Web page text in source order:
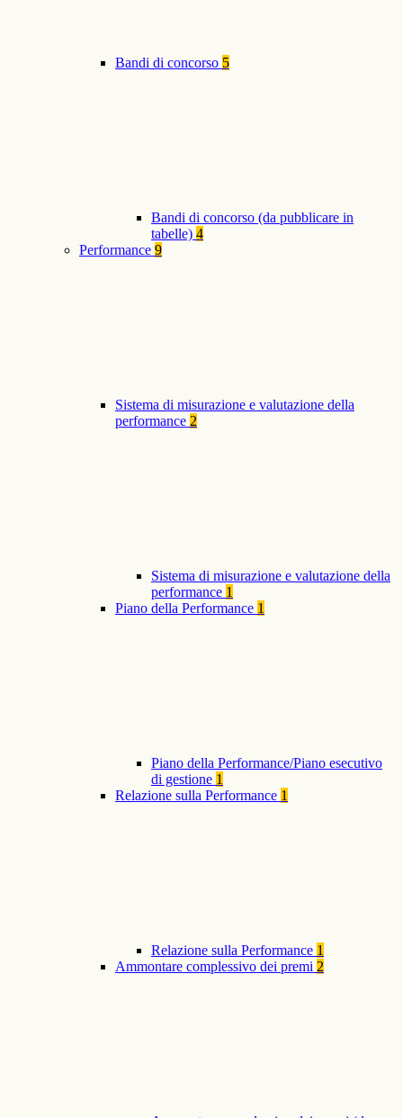
Bandi di concorso 5
Bandi di concorso (da pubblicare in
tabelle) 4
Performance 9
Sistema di misurazione e valutazione della
performance 2
Sistema di misurazione e valutazione della
performance 1
Piano della Performance 1
Piano della Performance/Piano esecutivo
di gestione 1
Relazione sulla Performance 1
Relazione sulla Performance 1
Ammontare complessivo dei premi 2